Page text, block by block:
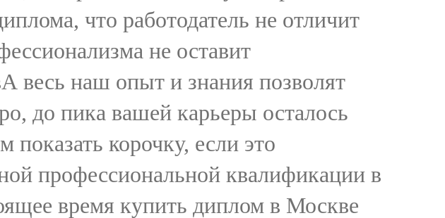
что работодатель не отличит
не оставит
наш опыт и знания позволят
до пика вашей карьеры осталось
показать корочку, если это
профессиональной квалификации в
время купить диплом в Москве